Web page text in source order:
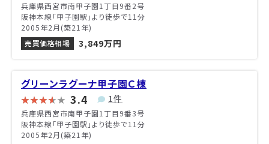
兵庫県西宮市南甲子園1丁目9番2号
阪神本線「甲子園駅」より徒歩で11分
2005年2月(築21年)
売買価格相場
3,849万円
グリーンラグーナ甲子園Ｃ棟
3.4 1件
兵庫県西宮市南甲子園1丁目9番3号
阪神本線「甲子園駅」より徒歩で11分
2005年2月(築21年)